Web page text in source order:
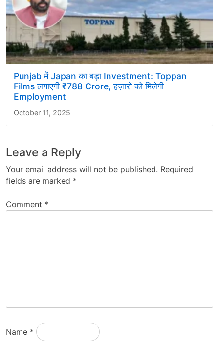
Punjab में Japan का बड़ा Investment: Toppan
Films लगाएगी ₹788 Crore, हज़ारों को मिलेगी
Employment
October 11, 2025
Leave a Reply
Your email address will not be published. Required
fields are marked *
Comment *
Name *